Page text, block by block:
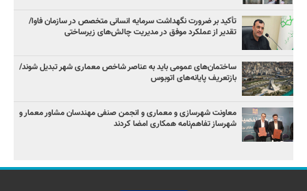
تأکید بر ضرورت نگهداشت سرمایه انسانی متخصص در سازمان فاوا/
تقدیر از عملکرد موفق در مدیریت چالش‌های زیرساختی
ساختمان‌های عمومی باید به عناصر شاخص معماری شهر تبدیل شوند/
بازتعریف پایانه‌های اتوبوس
معاونت شهرسازی و معماری و انجمن صنفی مهندسان مشاور معمار و
شهرساز تفاهم‌نامه همکاری امضا کردند